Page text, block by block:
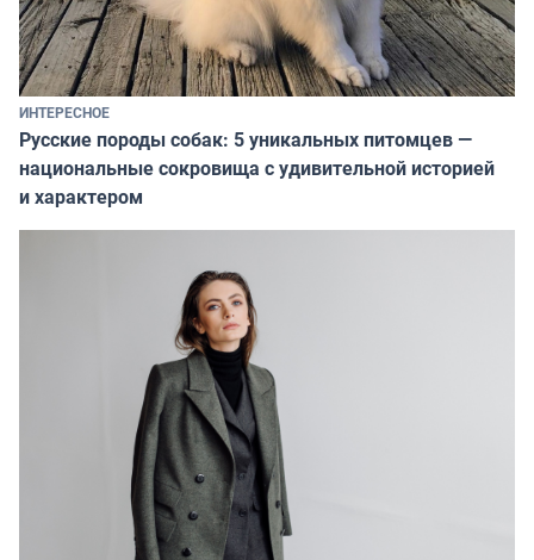
ИНТЕРЕСНОЕ
Русские породы собак: 5 уникальных питомцев —
национальные сокровища с удивительной историей
и характером